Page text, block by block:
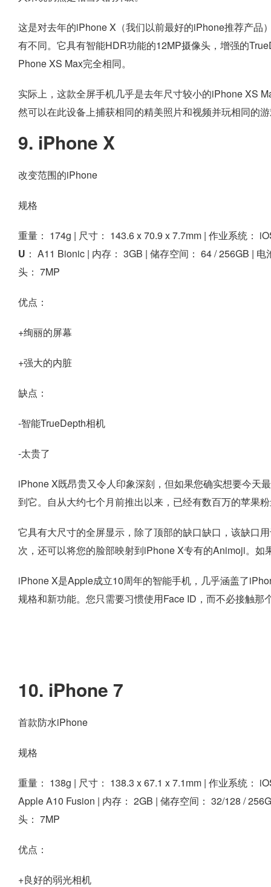
这是对去年的iPhone X（我们以前最好的iPhone推荐产品
有不同。它具有智能HDR功能的12MP摄像头，增强的
Phone XS Max完全相同。
实际上，这款全屏手机几乎是去年尺寸较小的iPhone XS
然可以在此设备上捕获相同的精美照片和视频并玩相同的
9. iPhone X
改变范围的iPhone
规格
重量： 174g | 尺寸： 143.6 x 70.9 x 7.7mm | 作业系统：
U： A11 Bionic | 内存： 3GB | 储存空间： 64 / 256GB | 电
头： 7MP
优点：
+绚丽的屏幕
+强大的内脏
缺点：
-智能TrueDepth相机
-太贵了
iPhone X既昂贵又令人印象深刻，但如果您确实想要今天
到它。自从大约七个月前推出以来，已经有数百万的苹果
它具有大尺寸的全屏显示，除了顶部的缺口缺口，该缺口
次，还可以将您的脸部映射到iPhone X专有的Animoji。
iPhone X是Apple成立10周年的智能手机，几乎涵盖了
规格和新功能。您只需要习惯使用Face ID，而不必接触那
10. iPhone 7
首款防水iPhone
规格
重量： 138g | 尺寸： 138.3 x 67.1 x 7.1mm | 作业系统：
Apple A10 Fusion | 内存： 2GB | 储存空间： 32/128 /
头： 7MP
优点：
+良好的弱光相机